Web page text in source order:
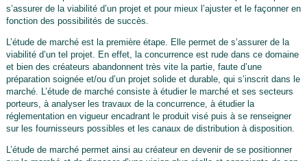
s’assurer de la viabilité d’un projet et pour mieux l’ajuster et le façonner en
fonction des possibilités de succès.
L’étude de marché est la première étape. Elle permet de s’assurer de la
viabilité d’un tel projet. En effet, la concurrence est rude dans ce domaine
et bien des créateurs abandonnent très vite la partie, faute d’une
préparation soignée et/ou d’un projet solide et durable, qui s’inscrit dans le
marché. L’étude de marché consiste à étudier le marché et ses secteurs
porteurs, à analyser les travaux de la concurrence, à étudier la
réglementation en vigueur encadrant le produit visé puis à se renseigner
sur les fournisseurs possibles et les canaux de distribution à disposition.
L’étude de marché permet ainsi au créateur en devenir de se positionner